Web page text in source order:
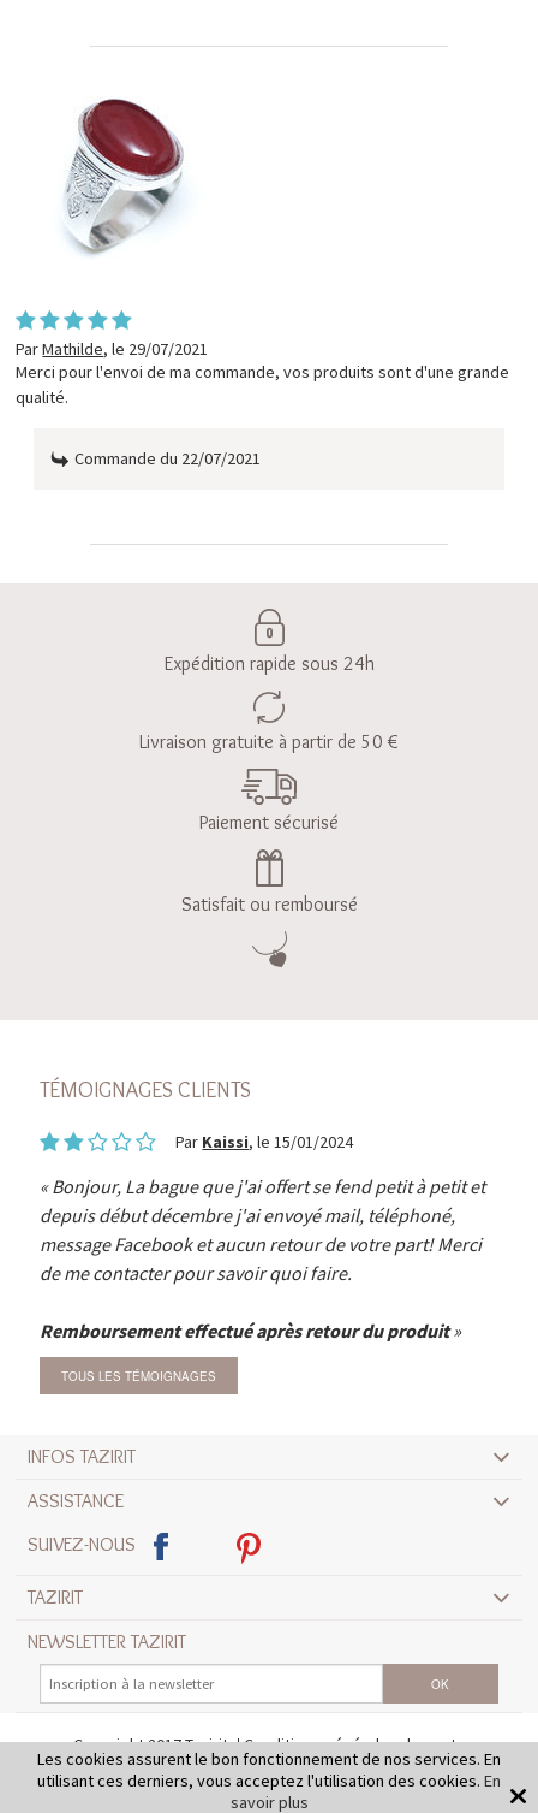
ParMathilde,le 29/07/2021
Merci pour l'envoi de ma commande, vos produits sont d'une grande
qualité.
Commande du 22/07/2021
Expédition rapide sous 24h
Livraison gratuite à partir de 50 €
Paiement sécurisé
Satisfait ou remboursé
TÉMOIGNAGES CLIENTS
Par Kaissi, le 15/01/2024
Bonjour, La bague que j'ai offert se fend petit à petit et
depuis début décembre j'ai envoyé mail, téléphoné,
message Facebook et aucun retour de votre part! Merci
de me contacter pour savoir quoi faire.
Remboursement effectué après retour du produit
TOUS LES TÉMOIGNAGES
INFOS TAZIRIT
ASSISTANCE
SUIVEZ-NOUS
TAZIRIT
NEWSLETTER TAZIRIT
Copyright 2017 Tazirit
Conditions générales de vente
Mentions légales
Crédits
Les cookies assurent le bon fonctionnement de nos services. En
utilisant ces derniers, vous acceptez l'utilisation des cookies. En
savoir plus